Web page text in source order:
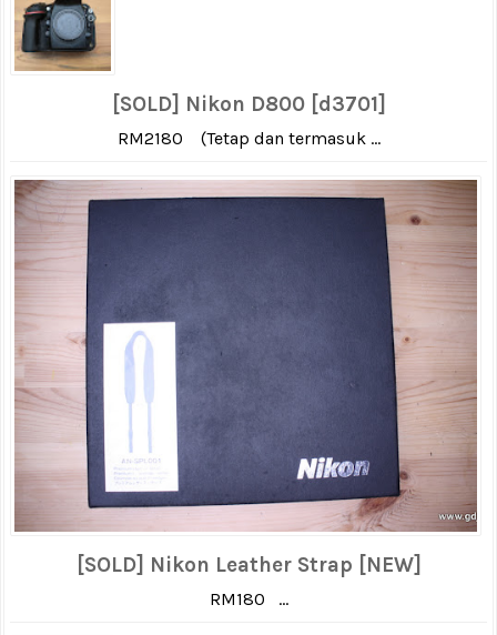
[SOLD] Nikon D800 [d3701]
RM2180 (Tetap dan termasuk ...
[SOLD] Nikon Leather Strap [NEW]
RM180 ...